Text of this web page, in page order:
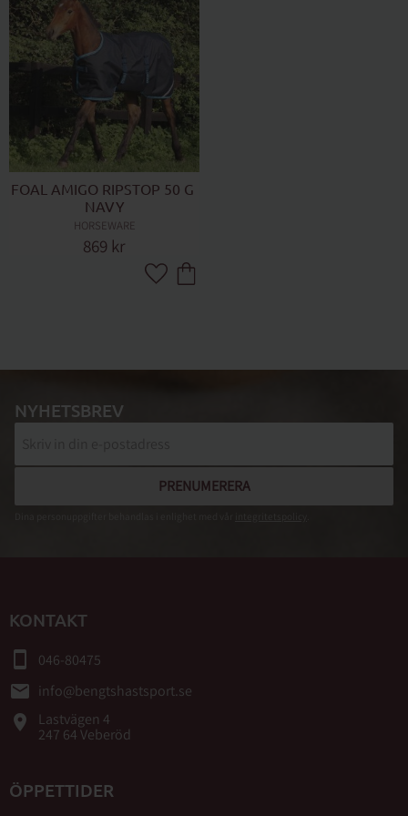
FOAL AMIGO RIPSTOP 50 G
NAVY
HORSEWARE
869 kr
Lägg till i favoriter
NYHETSBREV
PRENUMERERA
KONTAKT
smartphone 046-80475
email info@bengtshastsport.se
place
Lastvägen 4
247 64 Veberöd
ÖPPETTIDER